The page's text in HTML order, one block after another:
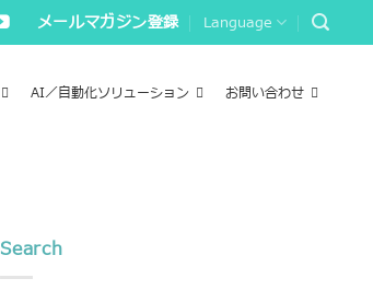
メールマガジン登録 Language
AI／自動化ソリューション お問い合わせ
Search